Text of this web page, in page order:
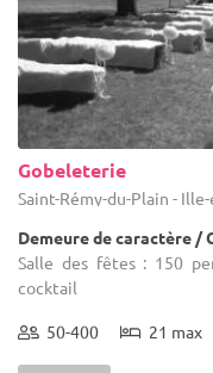
Gobeleterie
Saint-Rémy-du-Plain -
Demeure de caractère /
Salle des fêtes : 150
cocktail
50-400 21 max